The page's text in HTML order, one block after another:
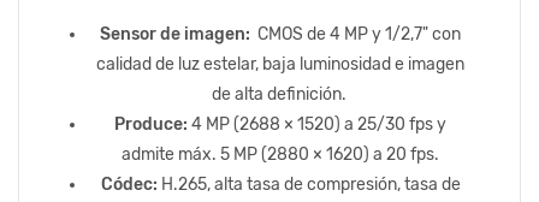
Sensor de imagen: CMOS de 4 MP y 1/2,7" con
calidad de luz estelar, baja luminosidad e imagen
de alta definición.
Produce: 4 MP (2688 × 1520) a 25/30 fps y
admite máx. 5 MP (2880 × 1620) a 20 fps.
Códec: H.265, alta tasa de compresión, tasa de